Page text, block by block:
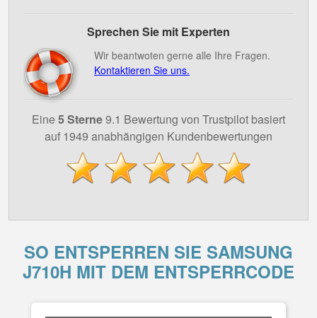
Sprechen Sie mit Experten
Wir beantwoten gerne alle Ihre Fragen.
Kontaktieren Sie uns.
Eine 5 Sterne9.1 Bewertung von Trustpilot basiert
auf 1949 anabhängigen Kundenbewertungen
SO ENTSPERREN SIE SAMSUNG
J710H MIT DEM ENTSPERRCODE